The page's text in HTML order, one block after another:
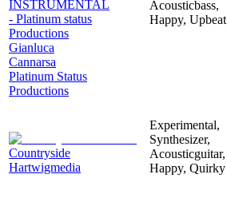
INSTRUMENTAL
- Platinum status
Productions
Gianluca
Cannarsa
Platinum Status
Productions
Acousticbass,
Happy, Upbeat
Countryside
Hartwigmedia
Experimental,
Synthesizer,
Acousticguitar,
Happy, Quirky